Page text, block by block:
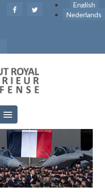
English
Nederlands